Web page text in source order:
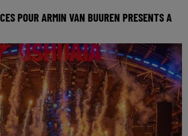
POUR ARMIN VAN BUUREN PRESENTS A